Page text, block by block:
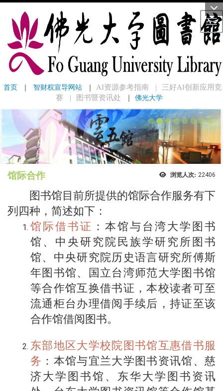
首页 ｜ 智财权宣导网站 ｜ AI资源参考指南
三好AI创新应用竞
赛
图书暨资讯处 ｜ 佛光大学
浏览人次: 22406
馆际合作
图书馆目前所提供的馆际合作服务有下
列四种，简述如下：
馆际借书证 ：本馆与台湾大学图书
馆、中央研究院民族学研究所图书
馆、中央研究院历史语言研究所傅斯
年图书馆、国立台湾师范大学图书馆
等合作馆互换借书证，本校读者可至
流通柜台办理借阅手续后，持证至该
合作馆借阅图书。
东部地区大学校院图书馆互惠借书服
务 ：本馆与宜兰大学图书资讯馆、慈
济大学图书馆、东华大学图书资讯